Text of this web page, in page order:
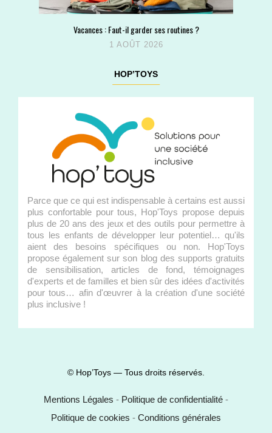
Vacances : Faut-il garder ses routines ?
1 AOÛT 2026
HOP’TOYS
Parce que ce qui est indispensable à certains est aussi
plus confortable pour tous, Hop'Toys propose depuis
plus de 20 ans des jeux et des outils pour permettre à
tous les enfants de développer leur potentiel… qu'ils
aient des besoins spécifiques ou non. Hop'Toys
propose également sur son blog des supports gratuits
de sensibilisation, articles de fond, témoignages
d'experts et de familles et bien sûr des idées d'activités
pour tous… afin d'œuvrer à la création d'une société
plus inclusive !
© Hop’Toys — Tous droits réservés.
Mentions Légales - Politique de confidentialité -
Politique de cookies - Conditions générales